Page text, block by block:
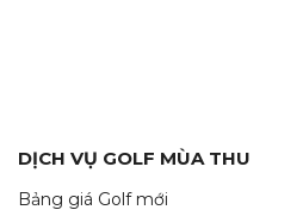
DỊCH VỤ GOLF MÙA THU
Bảng giá Golf mới